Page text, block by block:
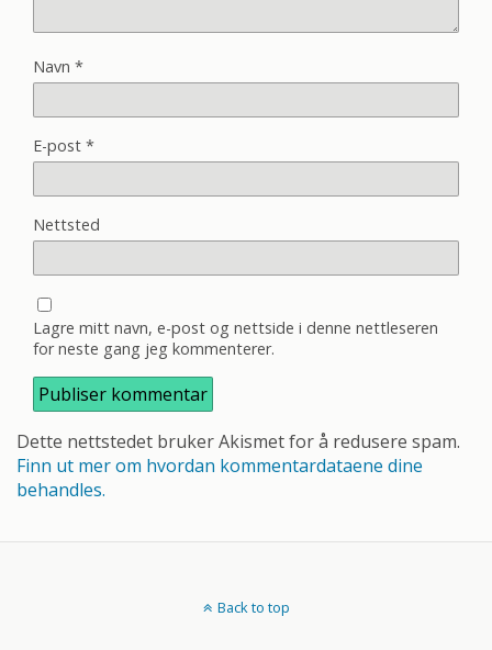
Navn *
E-post *
Nettsted
Lagre mitt navn, e-post og nettside i denne nettleseren
for neste gang jeg kommenterer.
Dette nettstedet bruker Akismet for å redusere spam.
Finn ut mer om hvordan kommentardataene dine
behandles.
Back to top